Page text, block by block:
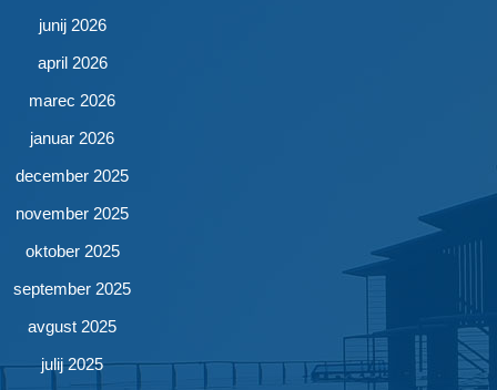
junij 2026
april 2026
marec 2026
januar 2026
december 2025
november 2025
oktober 2025
september 2025
avgust 2025
julij 2025